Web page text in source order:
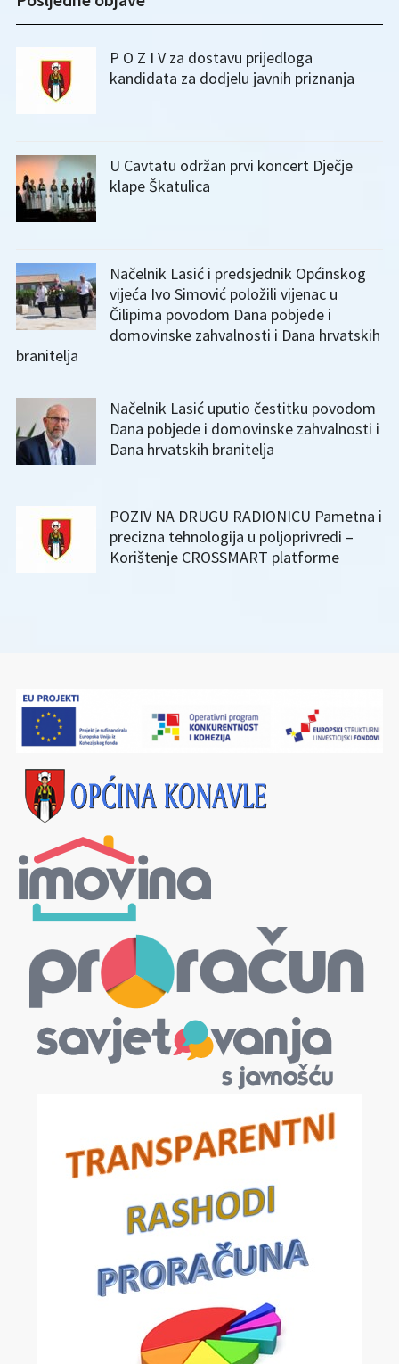
P O Z I V za dostavu prijedloga
kandidata za dodjelu javnih priznanja
U Cavtatu održan prvi koncert Dječje
klape Škatulica
Načelnik Lasić i predsjednik Općinskog
vijeća Ivo Simović položili vijenac u
Čilipima povodom Dana pobjede i
domovinske zahvalnosti i Dana hrvatskih
branitelja
Načelnik Lasić uputio čestitku povodom
Dana pobjede i domovinske zahvalnosti i
Dana hrvatskih branitelja
POZIV NA DRUGU RADIONICU Pametna i
precizna tehnologija u poljoprivredi –
Korištenje CROSSMART platforme